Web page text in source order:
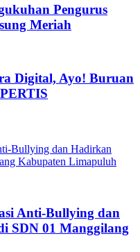
Pengurus
Meriah
Digital, Ayo! Buruan
Anti-Bullying dan
SDN 01 Manggilang